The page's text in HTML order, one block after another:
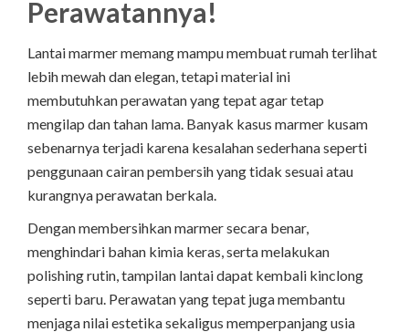
Perawatannya!
Lantai marmer memang mampu membuat rumah terlihat
lebih mewah dan elegan, tetapi material ini
membutuhkan perawatan yang tepat agar tetap
mengilap dan tahan lama. Banyak kasus marmer kusam
sebenarnya terjadi karena kesalahan sederhana seperti
penggunaan cairan pembersih yang tidak sesuai atau
kurangnya perawatan berkala.
Dengan membersihkan marmer secara benar,
menghindari bahan kimia keras, serta melakukan
polishing rutin, tampilan lantai dapat kembali kinclong
seperti baru. Perawatan yang tepat juga membantu
menjaga nilai estetika sekaligus memperpanjang usia